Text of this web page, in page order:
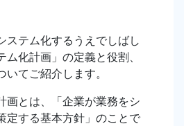
ステム化するうえでしばし
ム化計画」の定義と役割、
てご紹介します。
画とは、「企業が業務をシ
定する基本方針」のことで